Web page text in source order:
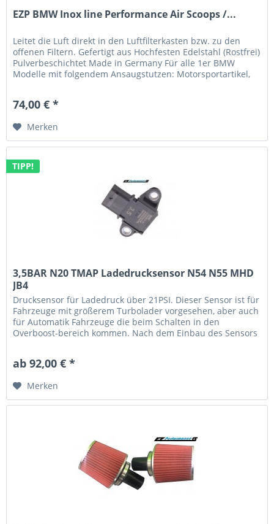
EZP BMW Inox line Performance Air Scoops /...
Leitet die Luft direkt in den Luftfilterkasten bzw. zu den
offenen Filtern. Gefertigt aus Hochfesten Edelstahl (Rostfrei)
Pulverbeschichtet Made in Germany Für alle 1er BMW
Modelle mit folgendem Ansaugstutzen: Motorsportartikel,
74,00 € *
Merken
TIPP!
3,5BAR N20 TMAP Ladedrucksensor N54 N55 MHD
JB4
Drucksensor für Ladedruck über 21PSI. Dieser Sensor ist für
Fahrzeuge mit größerem Turbolader vorgesehen, aber auch
für Automatik Fahrzeuge die beim Schalten in den
Overboost-bereich kommen. Nach dem Einbau des Sensors
ab 92,00 € *
Merken